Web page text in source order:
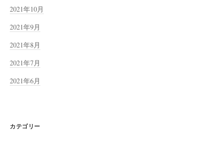
2021年10月
2021年9月
2021年8月
2021年7月
2021年6月
カテゴリー